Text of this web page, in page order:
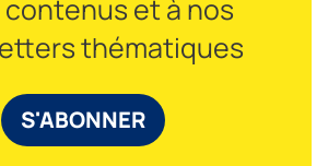
contenus et à nos
thématiques
S'ABONNER